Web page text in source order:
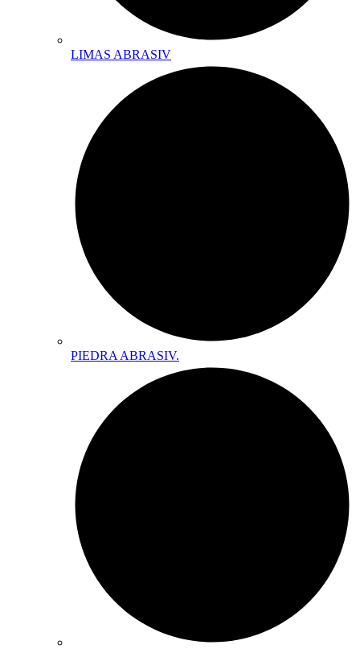
LIMAS ABRASIV
PIEDRA ABRASIV.